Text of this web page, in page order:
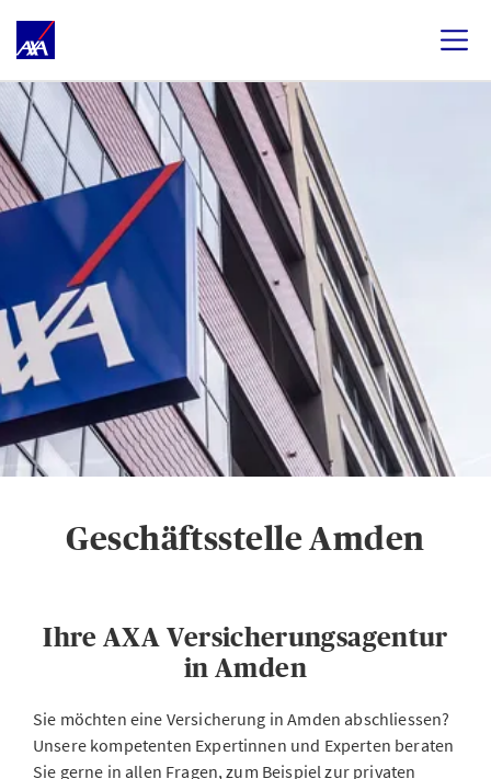
Geschäftsstelle Amden
Ihre AXA Versicherungsagentur
in Amden
Sie möchten eine Versicherung in Amden abschliessen?
Unsere kompetenten Expertinnen und Experten beraten
Sie gerne in allen Fragen, zum Beispiel zur privaten